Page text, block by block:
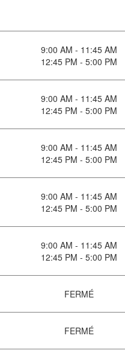
9:00 AM - 11:45 AM
12:45 PM - 5:00 PM
9:00 AM - 11:45 AM
12:45 PM - 5:00 PM
9:00 AM - 11:45 AM
12:45 PM - 5:00 PM
9:00 AM - 11:45 AM
12:45 PM - 5:00 PM
9:00 AM - 11:45 AM
12:45 PM - 5:00 PM
FERMÉ
FERMÉ